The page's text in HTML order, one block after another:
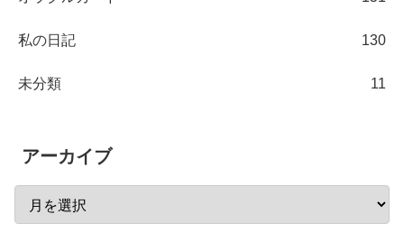
私の日記 130
未分類 11
アーカイブ